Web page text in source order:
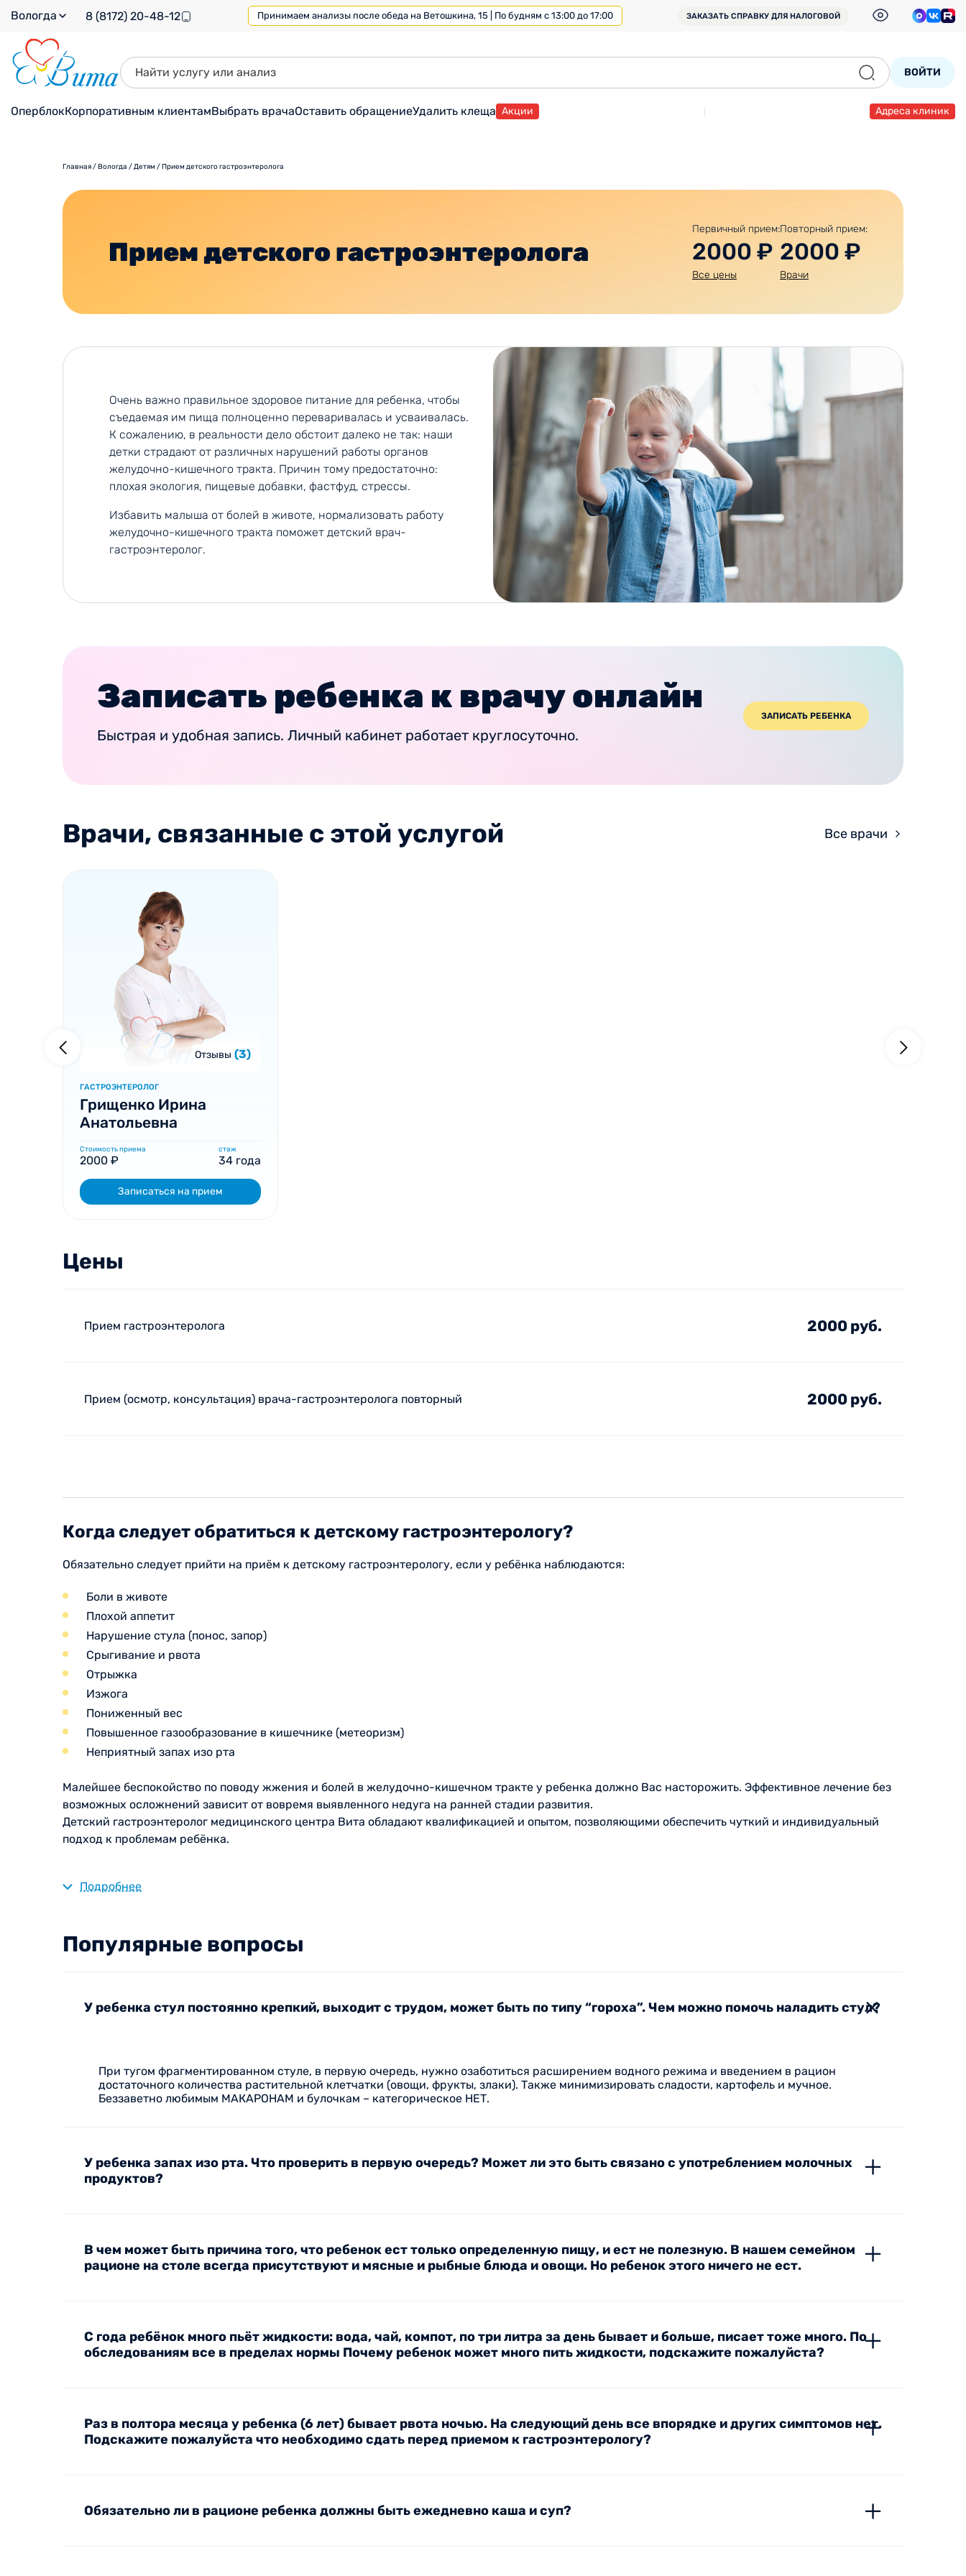
Вологда 8 (8172) 20-48-12 Принимаем анализы после обеда на Ветошкина, 15 | По будням с 13:00 до 17:00 ЗАКАЗАТЬ СПРАВКУ ДЛЯ НАЛОГОВОЙ
ВОЙТИ
ОперблокКорпоративным клиентамВыбрать врачаОставить обращениеУдалить клеща Акции Адреса клиник
Главная/Вологда /Детям /Прием детского гастроэнтеролога
Прием детского гастроэнтеролога
Первичный прием:
2000 ₽
Все цены
Повторный прием:
2000 ₽
Врачи
Очень важно правильное здоровое питание для ребенка, чтобы
съедаемая им пища полноценно переваривалась и усваивалась.
К сожалению, в реальности дело обстоит далеко не так: наши
детки страдают от различных нарушений работы органов
желудочно-кишечного тракта. Причин тому предостаточно:
плохая экология, пищевые добавки, фастфуд, стрессы.
Избавить малыша от болей в животе, нормализовать работу
желудочно-кишечного тракта поможет детский врач-
гастроэнтеролог.
Записать ребенка к врачу онлайн
Быстрая и удобная запись. Личный кабинет работает круглосуточно.
ЗАПИСАТЬ РЕБЕНКА
Врачи, связанные с этой услугой Все врачи
Отзывы (3)
ГАСТРОЭНТЕРОЛОГ
Грищенко Ирина
Анатольевна
Стоимость приема
2000 ₽
стаж
34 года
Записаться на прием
Цены
Прием гастроэнтеролога 2000 руб.
Прием (осмотр, консультация) врача-гастроэнтеролога повторный 2000 руб.
Когда следует обратиться к детскому гастроэнтерологу?
Обязательно следует прийти на приём к детскому гастроэнтерологу, если у ребёнка наблюдаются:
Боли в животе
Плохой аппетит
Нарушение стула (понос, запор)
Срыгивание и рвота
Отрыжка
Изжога
Пониженный вес
Повышенное газообразование в кишечнике (метеоризм)
Неприятный запах изо рта
Малейшее беспокойство по поводу жжения и болей в желудочно-кишечном тракте у ребенка должно Вас насторожить. Эффективное лечение без
возможных осложнений зависит от вовремя выявленного недуга на ранней стадии развития.
Детский гастроэнтеролог медицинского центра Вита обладают квалификацией и опытом, позволяющими обеспечить чуткий и индивидуальный
подход к проблемам ребёнка.
Подробнее
Популярные вопросы
У ребенка стул постоянно крепкий, выходит с трудом, может быть по типу “гороха”. Чем можно помочь наладить стул?
При тугом фрагментированном стуле, в первую очередь, нужно озаботиться расширением водного режима и введением в рацион
достаточного количества растительной клетчатки (овощи, фрукты, злаки). Также минимизировать сладости, картофель и мучное.
Беззаветно любимым МАКАРОНАМ и булочкам – категорическое НЕТ.
У ребенка запах изо рта. Что проверить в первую очередь? Может ли это быть связано с употреблением молочных
продуктов?
В чем может быть причина того, что ребенок ест только определенную пищу, и ест не полезную. В нашем семейном
рационе на столе всегда присутствуют и мясные и рыбные блюда и овощи. Но ребенок этого ничего не ест.
С года ребёнок много пьёт жидкости: вода, чай, компот, по три литра за день бывает и больше, писает тоже много. По
обследованиям все в пределах нормы Почему ребенок может много пить жидкости, подскажите пожалуйста?
Раз в полтора месяца у ребенка (6 лет) бывает рвота ночью. На следующий день все впорядке и других симптомов нет.
Подскажите пожалуйста что необходимо сдать перед приемом к гастроэнтерологу?
Обязательно ли в рационе ребенка должны быть ежедневно каша и суп?